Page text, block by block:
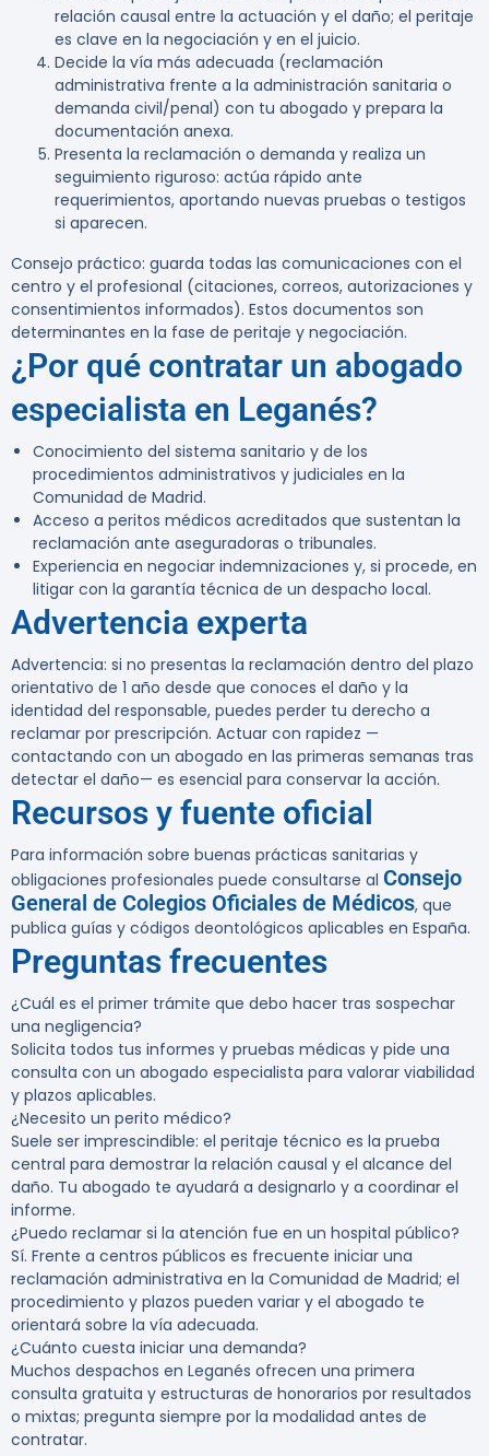
relación causal entre la actuación y el daño; el peritaje
es clave en la negociación y en el juicio.
Decide la vía más adecuada (reclamación
administrativa frente a la administración sanitaria o
demanda civil/penal) con tu abogado y prepara la
documentación anexa.
Presenta la reclamación o demanda y realiza un
seguimiento riguroso: actúa rápido ante
requerimientos, aportando nuevas pruebas o testigos
si aparecen.
Consejo práctico: guarda todas las comunicaciones con el
centro y el profesional (citaciones, correos, autorizaciones y
consentimientos informados). Estos documentos son
determinantes en la fase de peritaje y negociación.
¿Por qué contratar un abogado
especialista en Leganés?
Conocimiento del sistema sanitario y de los
procedimientos administrativos y judiciales en la
Comunidad de Madrid.
Acceso a peritos médicos acreditados que sustentan la
reclamación ante aseguradoras o tribunales.
Experiencia en negociar indemnizaciones y, si procede, en
litigar con la garantía técnica de un despacho local.
Advertencia experta
Advertencia: si no presentas la reclamación dentro del plazo
orientativo de 1 año desde que conoces el daño y la
identidad del responsable, puedes perder tu derecho a
reclamar por prescripción. Actuar con rapidez —
contactando con un abogado en las primeras semanas tras
detectar el daño— es esencial para conservar la acción.
Recursos y fuente oficial
Para información sobre buenas prácticas sanitarias y
obligaciones profesionales puede consultarse al Consejo
General de Colegios Oficiales de Médicos, que
publica guías y códigos deontológicos aplicables en España.
Preguntas frecuentes
¿Cuál es el primer trámite que debo hacer tras sospechar
una negligencia?
Solicita todos tus informes y pruebas médicas y pide una
consulta con un abogado especialista para valorar viabilidad
y plazos aplicables.
¿Necesito un perito médico?
Suele ser imprescindible: el peritaje técnico es la prueba
central para demostrar la relación causal y el alcance del
daño. Tu abogado te ayudará a designarlo y a coordinar el
informe.
¿Puedo reclamar si la atención fue en un hospital público?
Sí. Frente a centros públicos es frecuente iniciar una
reclamación administrativa en la Comunidad de Madrid; el
procedimiento y plazos pueden variar y el abogado te
orientará sobre la vía adecuada.
¿Cuánto cuesta iniciar una demanda?
Muchos despachos en Leganés ofrecen una primera
consulta gratuita y estructuras de honorarios por resultados
o mixtas; pregunta siempre por la modalidad antes de
contratar.